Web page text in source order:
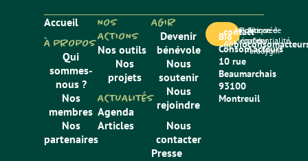
Accueil
À PROPOS
Qui
sommes-
nous ?
Nos
membres
Nos
partenaires
NOS
ACTIONS
Nos outils
Nos
projets
ACTUALITÉS
Agenda
Articles
AGIR
Devenir
bénévole
Nous
soutenir
Nous
rejoindre
Nous
contacter
Presse
Bio
Consom’acteurs
10 rue
Beaumarchais
93100
Montreuil
contact
Mentions
légales
Politique de
confidentialité
Site créé
par
Paradygm